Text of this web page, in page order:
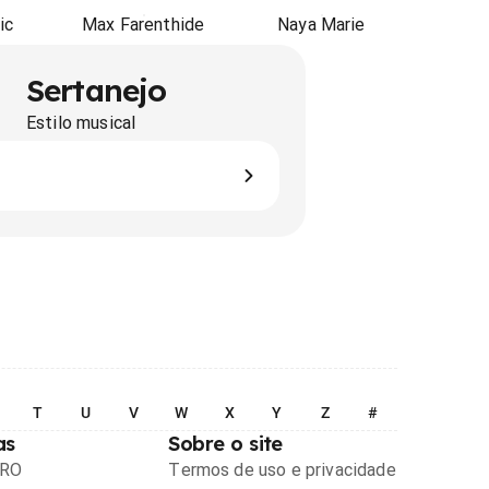
Max Farenthide Naya Marie
Sertanejo
Estilo musical
T U V W X Y Z #
Sobre o site
Termos de uso e privacidade